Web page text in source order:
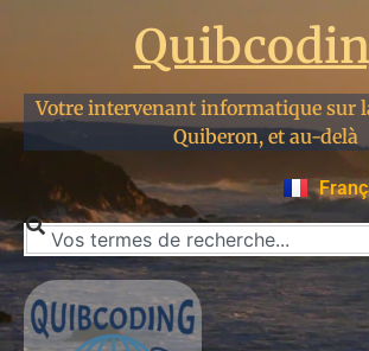
Votre intervenant informatique sur
Quiberon, et au-delà